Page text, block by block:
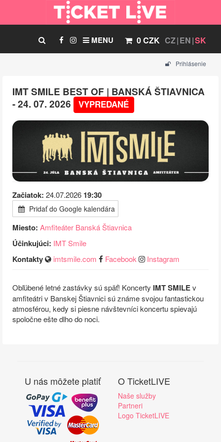
CZ EN SK
0 CZK
MENU
Prihlásenie
IMT SMILE BEST OF | BANSKÁ ŠTIAVNICA
- 24. 07. 2026
VYPREDANÉ
Začiatok: 24.07.2026 19:30
Pridať do Google kalendára
Miesto: Amfiteáter Banská Štiavnica
Účinkujúci: IMT Smile
Kontakty imtsmile.com Facebook Instagram
Obľúbené letné zastávky sú späť! Koncerty IMT SMILEv
amfiteátri v Banskej Štiavnici sú známe svojou fantastickou
atmosférou, kedy si piesne návštevníci koncertu spievajú
spoločne ešte dlho do noci.
U nás môžete platiť O TicketLIVE
Naše služby
Partneri
Logo TicketLIVE